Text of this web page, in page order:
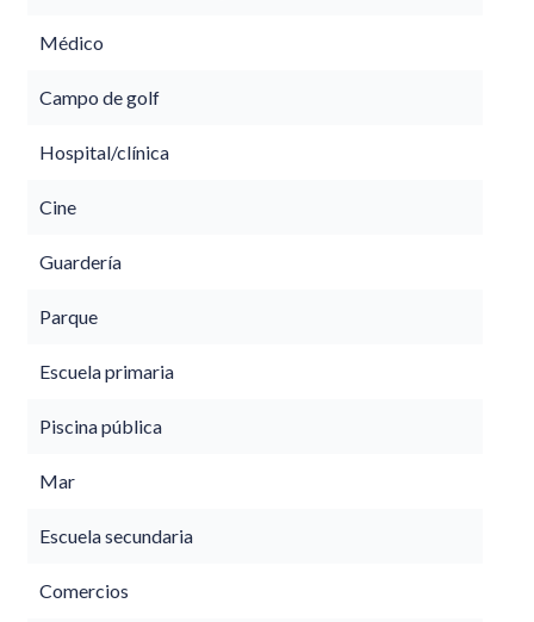
Médico
Campo de golf
Hospital/clínica
Cine
Guardería
Parque
Escuela primaria
Piscina pública
Mar
Escuela secundaria
Comercios